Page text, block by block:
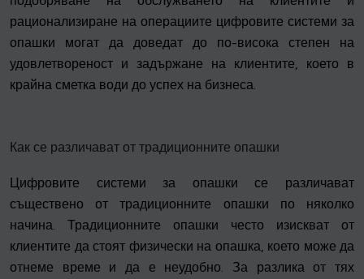
рационализиране на операциите цифровите системи за
опашки могат да доведат до по-висока степен на
удовлетвореност и задържане на клиентите, което в
крайна сметка води до успех на бизнеса.
Как се различават от традиционните опашки
Цифровите системи за опашки се различават
съществено от традиционните опашки по няколко
начина. Традиционните опашки често изискват от
клиентите да стоят физически на опашка, което може да
отнеме време и да е неудобно. За разлика от тях